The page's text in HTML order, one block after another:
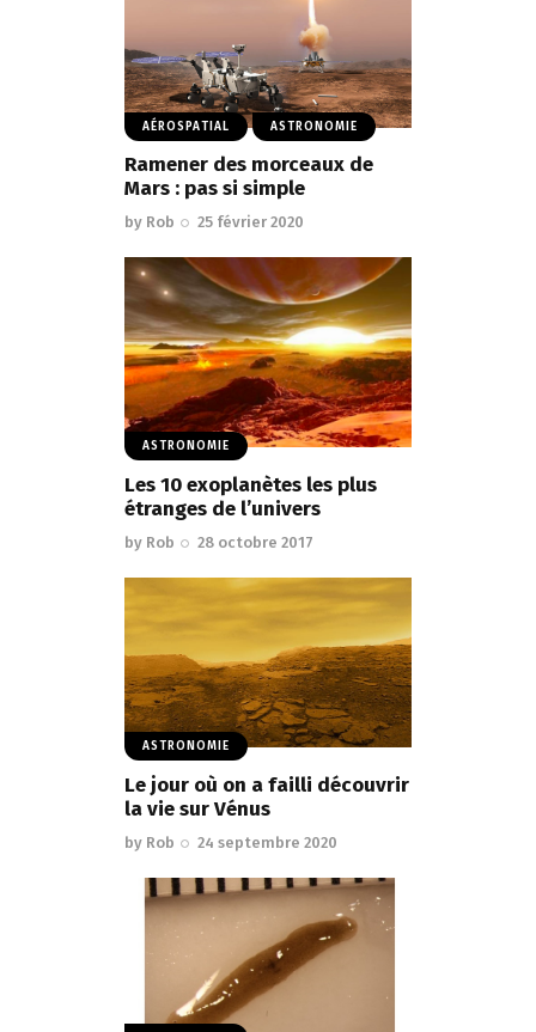
AÉROSPATIAL ASTRONOMIE
Ramener des morceaux de
Mars : pas si simple
by Rob 25 février 2020
ASTRONOMIE
Les 10 exoplanètes les plus
étranges de l’univers
by Rob 28 octobre 2017
ASTRONOMIE
Le jour où on a failli découvrir
la vie sur Vénus
by Rob 24 septembre 2020